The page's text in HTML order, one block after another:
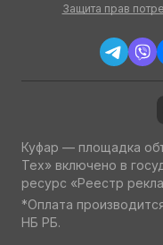
Защита прав
Куфар — площадка
Тех» включено в
ресурс «Реестр
*Оплата
НБ РБ.